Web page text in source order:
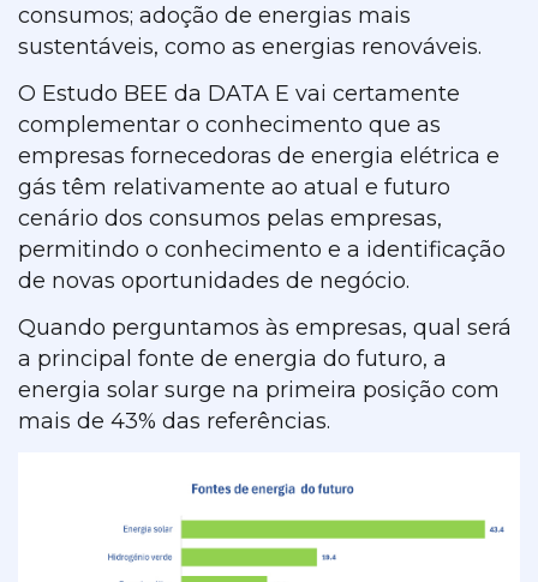
consumos; adoção de energias mais
sustentáveis, como as energias renováveis.
O Estudo BEE da DATA E vai certamente
complementar o conhecimento que as
empresas fornecedoras de energia elétrica e
gás têm relativamente ao atual e futuro
cenário dos consumos pelas empresas,
permitindo o conhecimento e a identificação
de novas oportunidades de negócio.
Quando perguntamos às empresas, qual será
a principal fonte de energia do futuro, a
energia solar surge na primeira posição com
mais de 43% das referências.